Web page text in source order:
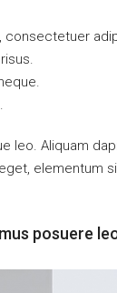
consectetuer
leo. Aliquam
elementum
posuere